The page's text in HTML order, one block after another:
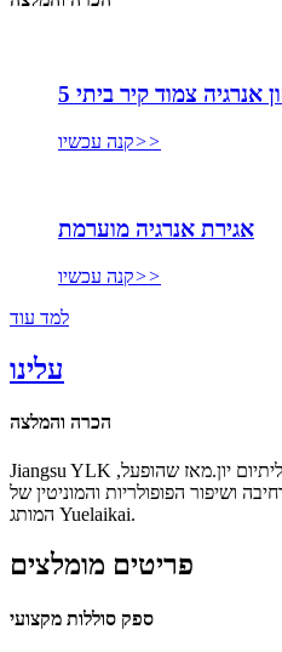
קנה עכשיו>>
אגירת אנרגיה מוערמת
קנה עכשיו>>
למד עוד
עלינו
הכרה והמלצה
Jiangsu YLK מכירות ושירות אנרגיה של סוללת ליתיום יון.מאז שהופעל,
ושיפור הפופולריות והמוניטין של
המותג Yuelaikai.
פריטים מומלצים
ספק סוללות מקצועי